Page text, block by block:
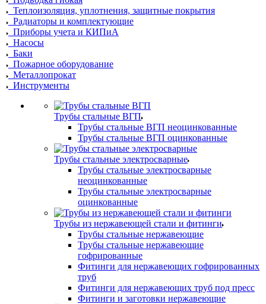
Теплоизоляция, уплотнения, защитные покрытия
Радиаторы и комплектующие
Приборы учета и КИПиА
Насосы
Баки
Пожарное оборудование
Металлопрокат
Инструменты
Трубы стальные ВГП
Трубы стальные ВГП неоцинкованные
Трубы стальные ВГП оцинкованные
Трубы стальные электросварные
Трубы стальные электросварные
неоцинкованные
Трубы стальные электросварные
оцинкованные
Трубы из нержавеющей стали и фитинги
Трубы стальные нержавеющие
Трубы стальные нержавеющие
гофрированные
Фитинги для нержавеющих гофрированных
труб
Фитинги для нержавеющих труб под пресс
Фитинги и заготовки нержавеющие